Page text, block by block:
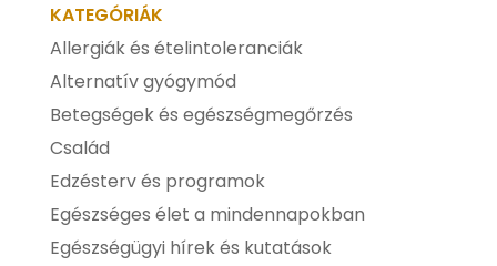
KATEGÓRIÁK
Allergiák és ételintoleranciák
Alternatív gyógymód
Betegségek és egészségmegőrzés
Család
Edzésterv és programok
Egészséges élet a mindennapokban
Egészségügyi hírek és kutatások